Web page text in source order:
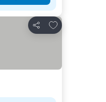
Deli
Dodati u favorite